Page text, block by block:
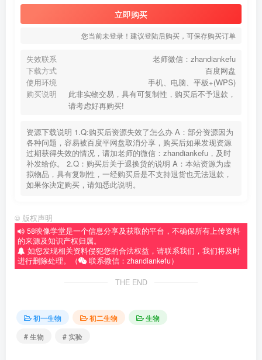
立即购买
您当前未登录！建议登陆后购买，可保存购买订单
失效联系
老师微信：zhandiankefu
下载方式
百度网盘
使用环境
手机、电脑、平板+(WPS)
购买说明
此非实物交易，具有可复制性，购买后不予退款，
请考虑好再购买!
资源下载说明 1.Q:购买后资源失效了怎么办 A：部分资源因为
各种问题，容易被百度平网盘取消分享，购买后如果发现资源
过期获得失效的情况，请加老师的微信：zhandiankefu，及时
补发给你。 2.Q：购买后关于退换货的说明 A：本站资源为虚
拟物品，具有复制性，一经购买后是不支持退货也无法退款，
如果你决定购买，请知悉此说明。
© 版权声明
58映像学堂是一个信息分享及获取的平台，不确保所有上传资料
的来源及知识产权归属。
如您发现相关资料侵犯您的合法权益，请联系我们，我们将及时
进行删除处理。（
联系微信：zhandiankefu）
THE END
初一生物 初二生物
生物
# 生物
# 实验